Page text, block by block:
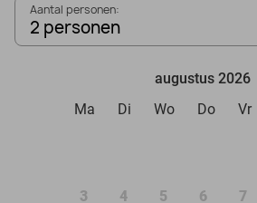
Aantal personen:
2 personen
augustus 2026
Ma
Di Wo Do Vr
3 4 5 6 7